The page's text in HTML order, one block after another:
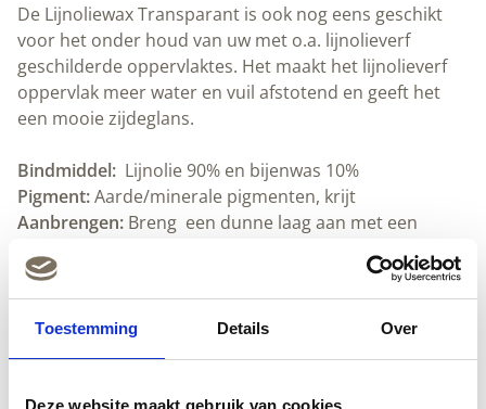
Toestemming Details Over
Deze website maakt gebruik van cookies
De Lijnoliewax Transparant is ook nog eens geschikt
voor het onder houd van uw met o.a. lijnolieverf
geschilderde oppervlaktes. Het maakt het lijnolieverf
oppervlak meer water en vuil afstotend en geeft het
een mooie zijdeglans.
Bindmiddel: Lijnolie 90% en bijenwas 10%
Pigment:Aarde/minerale pigmenten, krijt
Aanbrengen: Breng een dunne laag aan met een
20 minuten.
Wrijf het oppervlak uit met een doek tot het niet meer
afgeeft.
Dekking:30-40m² per liter, afhankelijk van de
Schoonmaken:Lijnoliezeepen water. .